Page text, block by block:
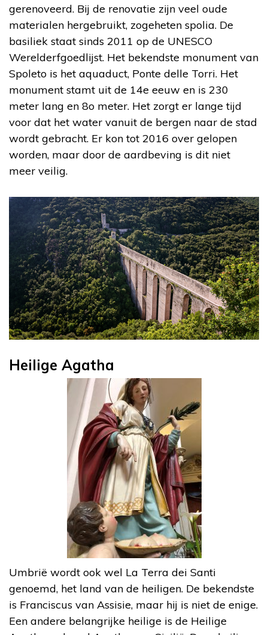
gerenoveerd. Bij de renovatie zijn veel oude
materialen hergebruikt, zogeheten spolia. De
basiliek staat sinds 2011 op de UNESCO
Werelderfgoedlijst. Het bekendste monument van
Spoleto is het aquaduct, Ponte delle Torri. Het
monument stamt uit de 14e eeuw en is 230
meter lang en 8o meter. Het zorgt er lange tijd
voor dat het water vanuit de bergen naar de stad
wordt gebracht. Er kon tot 2016 over gelopen
worden, maar door de aardbeving is dit niet
meer veilig.
Heilige Agatha
Umbrië wordt ook wel La Terra dei Santi
genoemd, het land van de heiligen. De bekendste
is Franciscus van Assisie, maar hij is niet de enige.
Een andere belangrijke heilige is de Heilige